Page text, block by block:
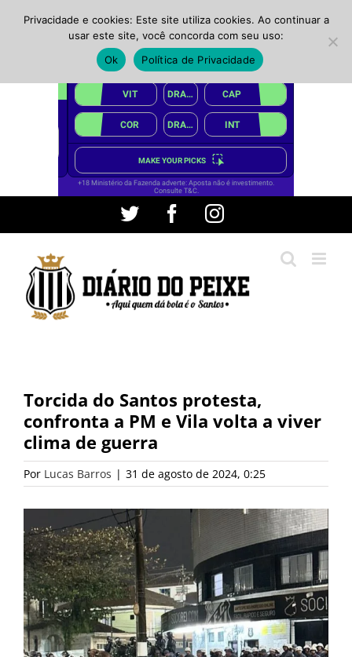
conteúdo
Twitter FacebookInstagram
Torcida do Santos protesta,
confronta a PM e Vila volta a viver
clima de guerra
Por Lucas Barros | 31 de agosto de 2024, 0:25
Privacidade e cookies: Este site utiliza cookies. Ao continuar a
usar este site, você concorda com seu uso:
Ok
Política de Privacidade